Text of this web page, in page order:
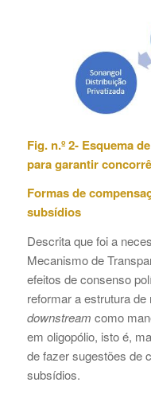
Fig. n.º 2- Esquema
para garantir
Formas de
subsídios
Descrita que foi a
Mecanismo de
efeitos de consenso
reformar a estrutura
downstream como
em oligopólio, isto é,
de fazer sugestões de
subsídios.